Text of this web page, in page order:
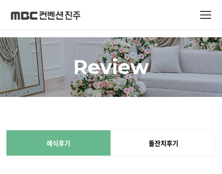
Review
예식후기 돌잔치후기